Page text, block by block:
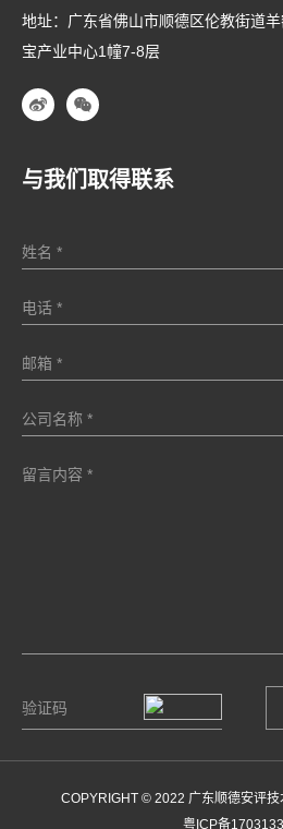
地址：广东省佛山市顺德区伦教街道
宝产业中心1幢7-8层
与我们取得联系
COPYRIGHT © 2022 广东顺德安评
粤ICP备